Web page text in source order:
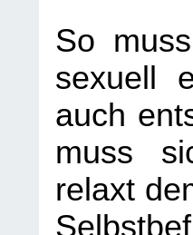
So
sexuell
auch
muss
relaxt